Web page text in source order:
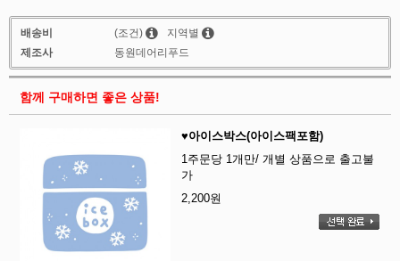
배송비 (조건)
지역별
제조사
동원데어리푸드
함께 구매하면 좋은 상품!
♥아이스박스(아이스팩포함)
1주문당 1개만/ 개별 상품으로 출고불
가
2,200원